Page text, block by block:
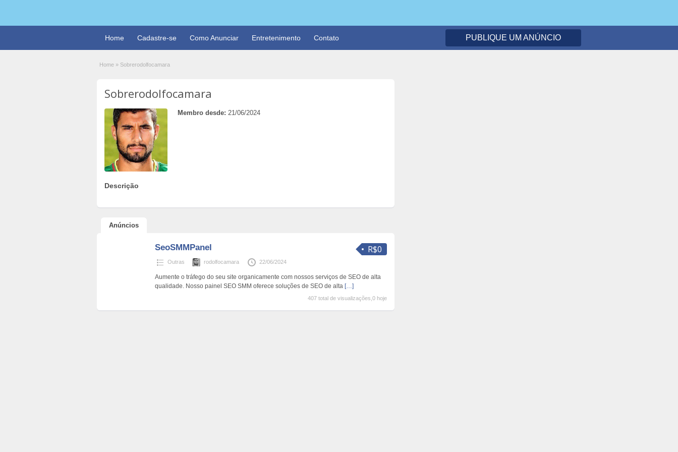
Home Cadastre-se Como Anunciar Entretenimento Contato PUBLIQUE UM ANÚNCIO
Home » Sobrerodolfocamara
Sobrerodolfocamara
Membro desde: 21/06/2024
Descrição
Anúncios
R$0
SeoSMMPanel
Outras rodolfocamara 22/06/2024
Aumente o tráfego do seu site organicamente com nossos serviços de SEO de alta
qualidade. Nosso painel SEO SMM oferece soluções de SEO de alta […]
407 total de visualizações,0 hoje